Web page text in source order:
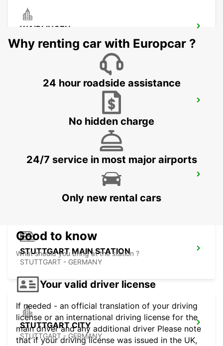
WAIBLINGEN
WAIBLINGEN - GERMANY
KUENZELSAU - GERMANY
SCHWAEBISCH HALL
SCHWAEBISCH HALL - GERMANY
STUTTGART MAIN STATION
STUTTGART - GERMANY
STUTTGART CITY
STUTTGART - GERMANY
Why renting car with Europcar ?
24 hour roadside assistance
No hidden charge
24/7 service in most major airports
Only new rental cars
Good to know
What should you bring at the station ?
Your valid driver license
If needed - an official translation of your driving
license or an international driving license for the
main driver and any additional driver Please note
that if your driving license was issued in the UK,